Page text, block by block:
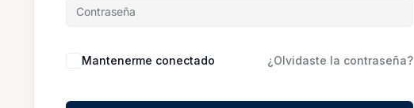
Mantenerme conectado ¿Olvidaste la contraseña?